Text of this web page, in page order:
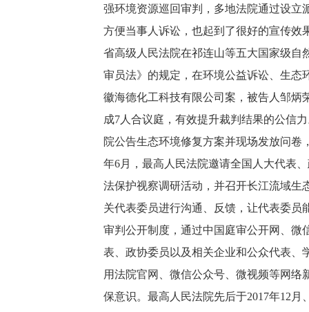
强环境资源巡回审判，多地法院通过设立
方便当事人诉讼，也起到了很好的宣传效
省高级人民法院在祁连山等五大国家级自
审员法》的规定，在环境公益诉讼、生态
徽海德化工科技有限公司案，被告人邹炳
成7人合议庭，有效提升裁判结果的公信
院公告生态环境修复方案并现场发放问卷
年6月，最高人民法院邀请全国人大代表
法保护视察调研活动，并召开长江流域生
关代表委员进行沟通、反馈，让代表委
审判公开制度，通过中国庭审公开网、微
表、政协委员以及相关企业和公众代表、
用法院官网、微信公众号、微视频等网
保意识。最高人民法院先后于2017年12月